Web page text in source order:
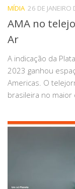
MÍDIA 26 DE JANEIRO
AMA no
Ar
A indicação da
2023 ganhou
Americas. O
brasileira no maior